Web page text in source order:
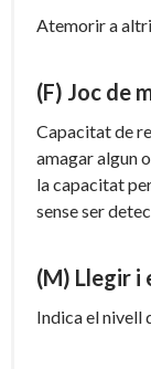
Atemorir a
(F) Joc de
Capacitat de
amagar algun
la capacitat
sense ser
(M) Llegir i
Indica el nivell